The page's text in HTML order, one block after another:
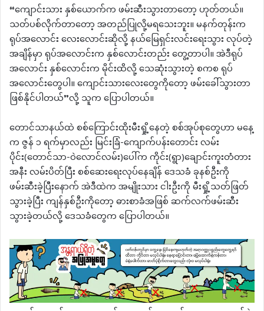
“ကျောင်းသား နှစ်ယောက်က ဖမ်းဆီးသွားတာတော့ ဟုတ်တယ်။
သတ်ပစ်လိုက်တာတော့ အတည်ပြုလို့မရသေးဘူး။ မနက်တုန်းက
ရုပ်အလောင်း လေးလောင်းဆိုလို့ နယ်မြေရှင်းလင်းရေးသွား လုပ်တဲ့
အချိန်မှာ ရုပ်အလောင်းက နှစ်လောင်းတည်း တွေ့တာပါ။ အဲဒီရုပ်
အလောင်း နှစ်လောင်းက မိုင်းထိလို့ သေဆုံးသွားတဲ့ စကစ ရုပ်
အလောင်းတွေပါ။ ကျောင်းသားလေးတွေကိုတော့ ဖမ်းခေါ်သွားတာ
ဖြစ်နိုင်ပါတယ်”လို့ သူက ပြောပါတယ်။
တောင်သာနယ်ထဲ စစ်ကြောင်းထိုးမီးရှို့နေတဲ့ စစ်အုပ်စုတွေဟာ မနေ့
က ဇွန် ၁ ရက်မှာလည်း မြင်းခြံ-ကျောက်ပန်းတောင်း လမ်း
ပိုင်း(တောင်သာ-ဝဲလောင်လမ်း)ပေါ်က ကိုင်း(ရွာ)ချောင်းကူးတံတား
အနီး လမ်းပိတ်ပြီး စစ်ဆေးရေးလုပ်နေချိန် ဒေသခံ ခုနစ်ဦးကို
ဖမ်းဆီးခဲ့ပြီးနောက် အဲဒီထဲက အမျိုးသား ငါးဦးကို မီးရှို့သတ်ဖြတ်
သွားခဲ့ပြီး ကျန်နှစ်ဦးကိုတော့ ဓားစာခံအဖြစ် ဆက်လက်ဖမ်းဆီး
သွားခဲ့တယ်လို့ ဒေသခံတွေက ပြောပါတယ်။